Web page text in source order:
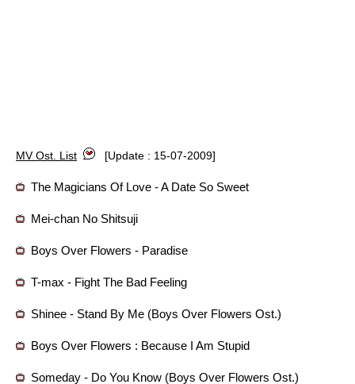
MV Ost. List [Update : 15-07-2009]
The Magicians Of Love - A Date So Sweet
Mei-chan No Shitsuji
Boys Over Flowers - Paradise
T-max - Fight The Bad Feeling
Shinee - Stand By Me (Boys Over Flowers Ost.)
Boys Over Flowers : Because I Am Stupid
Someday - Do You Know (Boys Over Flowers Ost.)